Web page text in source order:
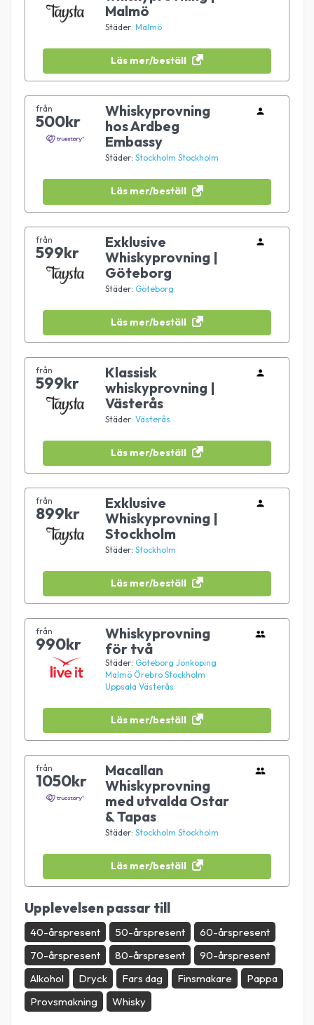
Malmö
Städer: Malmö
Läs mer/beställ
från
500kr
Whiskyprovning
hos Ardbeg
Embassy
Städer: Stockholm Stockholm
Läs mer/beställ
från
599kr
Exklusive
Whiskyprovning |
Göteborg
Städer: Göteborg
Läs mer/beställ
från
599kr
Klassisk
whiskyprovning |
Västerås
Städer: Västerås
Läs mer/beställ
från
899kr
Exklusive
Whiskyprovning |
Stockholm
Städer: Stockholm
Läs mer/beställ
från
990kr
Whiskyprovning
för två
Städer: Göteborg Jönköping
Malmö Örebro Stockholm
Uppsala Västerås
Läs mer/beställ
från
1050kr
Macallan
Whiskyprovning
med utvalda Ostar
& Tapas
Städer: Stockholm Stockholm
Läs mer/beställ
Upplevelsen passar till
40-årspresent 50-årspresent
60-årspresent
70-årspresent
80-årspresent
90-årspresent
Alkohol
Dryck Fars dag Finsmakare
Pappa
Provsmakning
Whisky